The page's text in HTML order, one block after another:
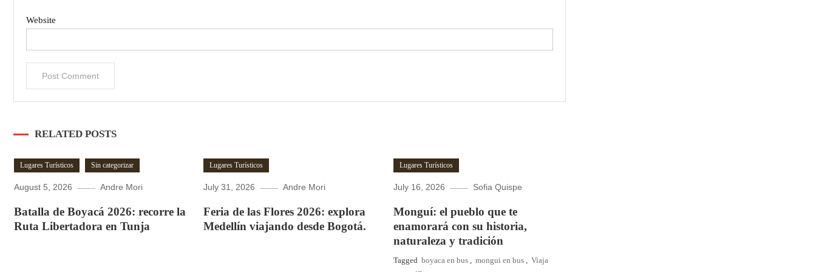
Website
RELATED POSTS
Lugares Turísticos Sin categorizar
August 5, 2026 Andre Mori
Batalla de Boyacá 2026: recorre la
Ruta Libertadora en Tunja
Lugares Turísticos
July 31, 2026 Andre Mori
Feria de las Flores 2026: explora
Medellín viajando desde Bogotá.
Lugares Turísticos
July 16, 2026 Sofia Quispe
Monguí: el pueblo que te
enamorará con su historia,
naturaleza y tradición
Tagged boyaca en bus , mongui en bus , Viaja